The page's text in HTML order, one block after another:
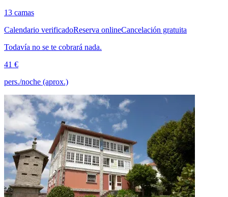
13 camas
Calendario verificadoReserva onlineCancelación gratuita
Todavía no se te cobrará nada.
41 €
pers./noche (aprox.)